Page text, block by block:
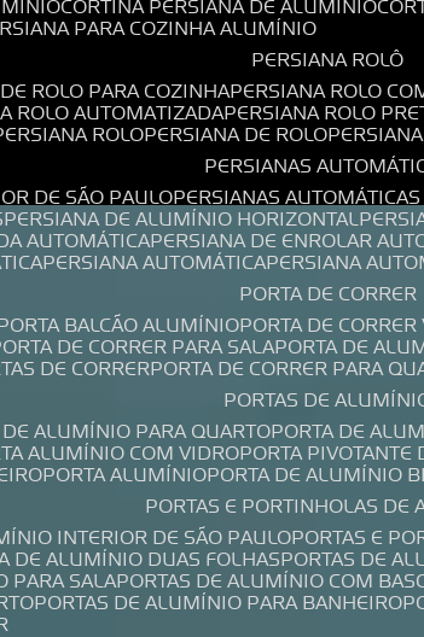
PARA COZINHA ALUMÍNIO
PERSIANA ROLÔ
DE ROLO PARA COZINHA PERSIANA ROLO
ROLO AUTOMATIZADA PERSIANA ROLO
PERSIANA ROLO PERSIANA DE ROLO
PERSIANAS
DE SÃO PAULO PERSIANAS
PERSIANA DE ALUMÍNIO HORIZONTAL
AUTOMÁTICA PERSIANA DE ENROLAR
PERSIANA AUTOMÁTICA PERSIANA
PORTA DE CORRER
PORTA BALCÃO ALUMÍNIO PORTA DE
PORTA DE CORRER PARA SALA PORTA DE
DE CORRER PORTA DE CORRER PARA
PORTAS DE
DE ALUMÍNIO PARA QUARTO PORTA DE
ALUMÍNIO COM VIDRO PORTA
PORTA ALUMÍNIO PORTA DE ALUMÍNIO
PORTAS E PORTINHOLAS
INTERIOR DE SÃO PAULO PORTAS E
DE ALUMÍNIO DUAS FOLHAS PORTAS DE
PARA SALA PORTAS DE ALUMÍNIO COM
PORTAS DE ALUMÍNIO PARA BANHEIRO